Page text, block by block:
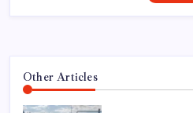
Other Articles